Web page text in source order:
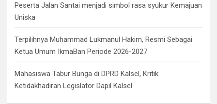
Peserta Jalan Santai menjadi simbol rasa syukur Kemajuan
Uniska
Terpilihnya Muhammad Lukmanul Hakim, Resmi Sebagai
Ketua Umum IkmaBan Periode 2026-2027
Mahasiswa Tabur Bunga di DPRD Kalsel, Kritik
Ketidakhadiran Legislator Dapil Kalsel